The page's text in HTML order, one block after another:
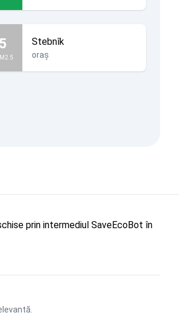
Stebnîk
oraș
prin intermediul SaveEcoBot în